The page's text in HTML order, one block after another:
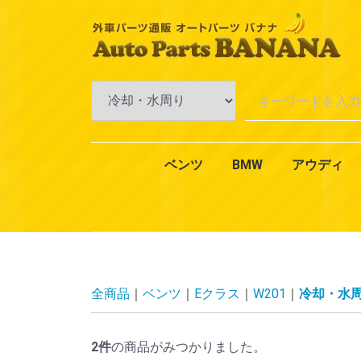
ベンツ
エン
エン
冷却
AC・
ミッ
アク
オイ
エク
イン
BMW アウディ
全商品 ベンツ Eクラス W201 冷却・水
2件の商品がみつかりました。